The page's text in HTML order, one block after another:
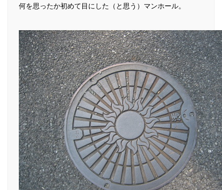
何を思ったか初めて目にした（と思う）マンホール。